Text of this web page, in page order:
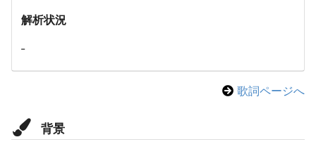
解析状況
-
歌詞ページへ
背景